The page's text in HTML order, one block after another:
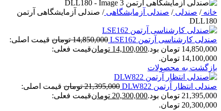
خانه/ صندلی/ صندلی آزمایشگاهی/ صندلی آزمایشگاهی آرتمن
DLL180
صندلی کارشناسی آرتمن LSE162 14,850,000 تومان قیمت اصلی:
14,850,000 تومان بود.
14,100,000 تومانقیمت فعلی:
14,100,000 تومان.
بازگشت به محصولات
صندلی انتظار آرتمن DLW822 21,395,000 تومان قیمت اصلی:
21,395,000 تومان بود.
20,300,000 تومانقیمت فعلی:
20,300,000 تومان.